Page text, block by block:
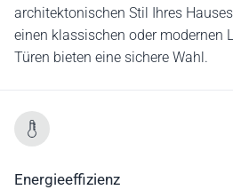
architektonischen Stil Ihres
einen klassischen oder modernen
Türen bieten eine sichere Wahl.
Energieeffizienz